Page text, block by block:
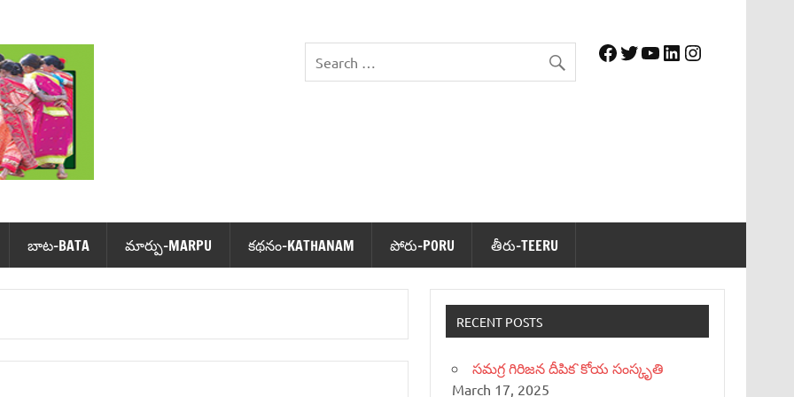
Facebook
Twitter
YouTube
LinkedIn
Instagram
బాట‌-BATA మార్పు-MARPU క‌థ‌నం-KATHANAM పోరు-PORU తీరు-TEERU
RECENT POSTS
సమగ్ర గిరిజన దీపిక`కోయ సంస్కృతి
March 17, 2025